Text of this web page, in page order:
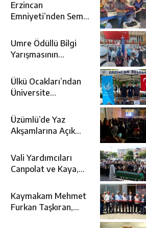
Erzincan
Emniyeti’nden Semt
Bilgilendirme
Faaliyeti
Umre Ödüllü Bilgi
Yarışmasının
Topraklara
Uğurlandı
Ülkü Ocakları’ndan
Üniversite
Desteği
Üzümlü’de Yaz
Akşamlarına Açık
Kattı
Vali Yardımcıları
Canpolat ve Kaya,
Cenaze Törenine
Katıldı
Kaymakam Mehmet
Furkan Taşkıran,